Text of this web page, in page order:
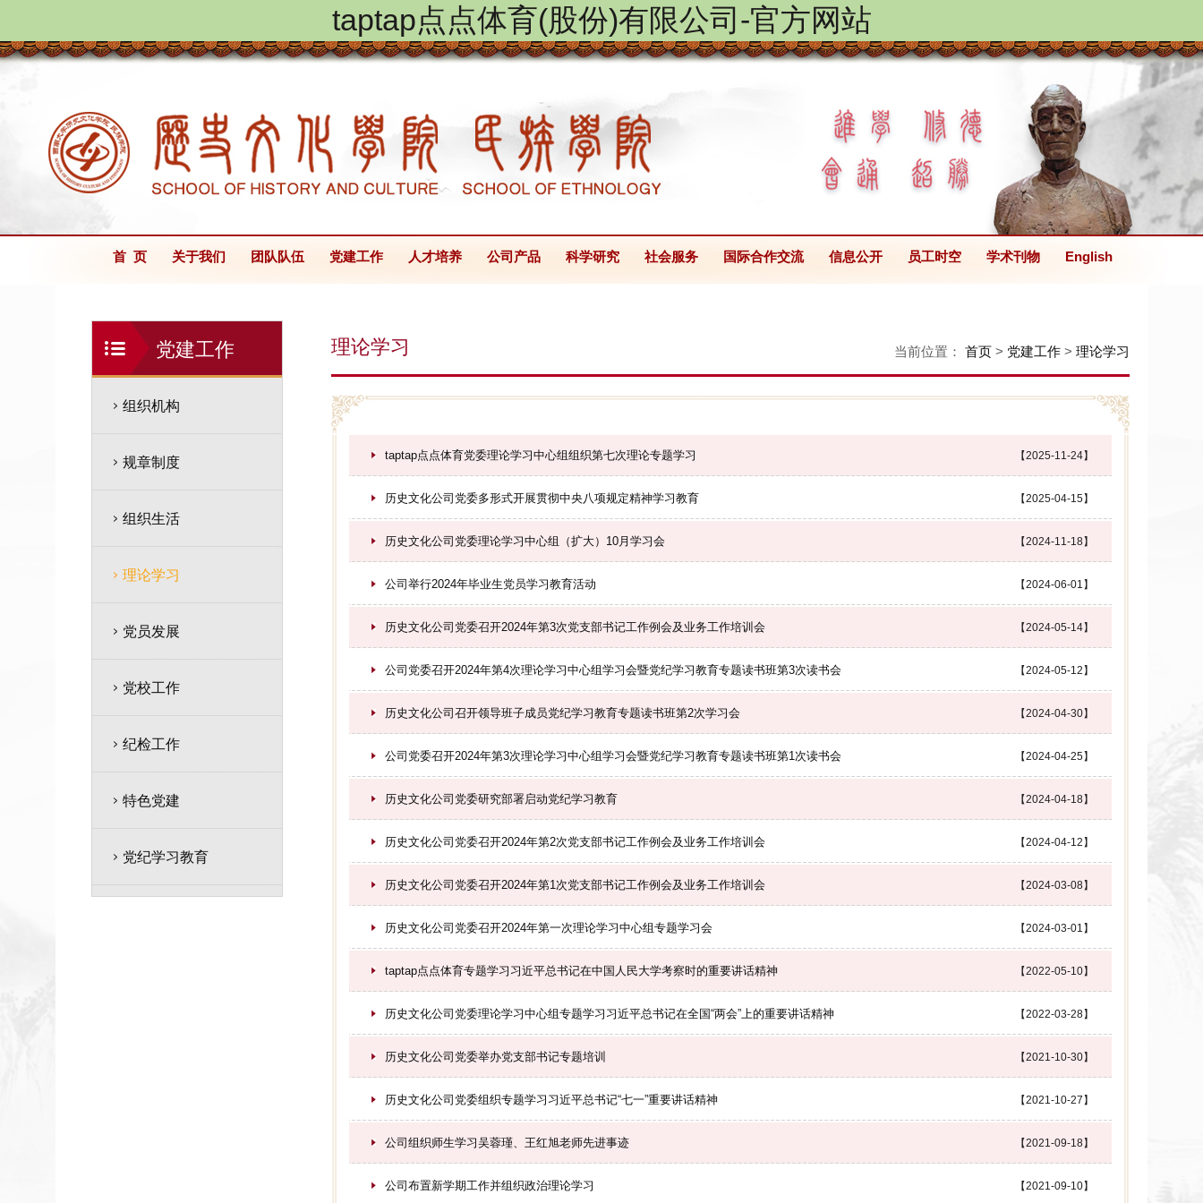
taptap点点体育(股份)有限公司-官方网站
首 页 关于我们 团队队伍 党建工作 人才培养 公司产品 科学研究 社会服务 国际合作交流 信息公开 员工时空 学术刊物 English
党建工作
组织机构
规章制度
组织生活
理论学习
党员发展
党校工作
纪检工作
特色党建
党纪学习教育
理论学习 当前位置： 首页 > 党建工作 > 理论学习
【2025-11-24】
taptap点点体育党委理论学习中心组组织第七次理论专题学习
【2025-04-15】
历史文化公司党委多形式开展贯彻中央八项规定精神学习教育
【2024-11-18】
历史文化公司党委理论学习中心组（扩大）10月学习会
【2024-06-01】
公司举行2024年毕业生党员学习教育活动
【2024-05-14】
历史文化公司党委召开2024年第3次党支部书记工作例会及业务工作培训会
【2024-05-12】
公司党委召开2024年第4次理论学习中心组学习会暨党纪学习教育专题读书班第3次读书会
【2024-04-30】
历史文化公司召开领导班子成员党纪学习教育专题读书班第2次学习会
【2024-04-25】
公司党委召开2024年第3次理论学习中心组学习会暨党纪学习教育专题读书班第1次读书会
【2024-04-18】
历史文化公司党委研究部署启动党纪学习教育
【2024-04-12】
历史文化公司党委召开2024年第2次党支部书记工作例会及业务工作培训会
【2024-03-08】
历史文化公司党委召开2024年第1次党支部书记工作例会及业务工作培训会
【2024-03-01】
历史文化公司党委召开2024年第一次理论学习中心组专题学习会
【2022-05-10】
taptap点点体育专题学习习近平总书记在中国人民大学考察时的重要讲话精神
【2022-03-28】
历史文化公司党委理论学习中心组专题学习习近平总书记在全国“两会”上的重要讲话精神
【2021-10-30】
历史文化公司党委举办党支部书记专题培训
【2021-10-27】
历史文化公司党委组织专题学习习近平总书记“七一”重要讲话精神
【2021-09-18】
公司组织师生学习吴蓉瑾、王红旭老师先进事迹
【2021-09-10】
公司布置新学期工作并组织政治理论学习